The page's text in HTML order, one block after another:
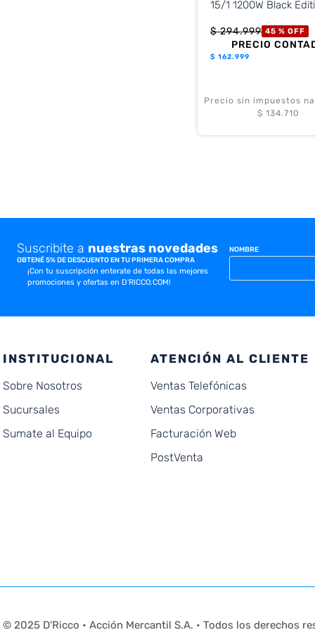
15/1 1200W Black
$ 294.999 45 % OFF
PRECIO
$162.999
Precio sin impuestos
$ 134.710
Suscribite a nuestras novedades
OBTENÉ 5% DE DESCUENTO EN TU PRIMERA COMPRA
¡Con tu suscripción enterate de todas las mejores
promociones y ofertas en D'RICCO.COM!
NOMBRE
INSTITUCIONAL
Sobre Nosotros
Sucursales
Sumate al Equipo
ATENCIÓN AL CLIENTE
Ventas Telefónicas
Ventas Corporativas
Facturación Web
PostVenta
© 2025 D'Ricco • Acción Mercantil S.A. • Todos los derechos